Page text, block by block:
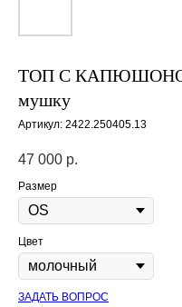
ТОП С
мушку
Артикул: 2422.250405.13
47 000 р.
Размер
Цвет
ЗАДАТЬ ВОПРОС